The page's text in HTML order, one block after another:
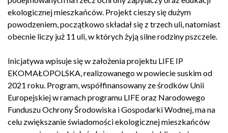
ekologicznej mieszkańców. Projekt cieszy się dużym
powodzeniem, początkowo składał się z trzech uli, natomiast
obecnie liczy już 11 uli, w których żyją silne rodziny pszczele.
Inicjatywa wpisuje się w założenia projektu LIFE IP
EKOMAŁOPOLSKA, realizowanego w powiecie suskim od
2021 roku. Program, współfinansowany ze środków Unii
Europejskiej w ramach programu LIFE oraz Narodowego
Funduszu Ochrony Środowiska i Gospodarki Wodnej, ma na
celu zwiększanie świadomości ekologicznej mieszkańców